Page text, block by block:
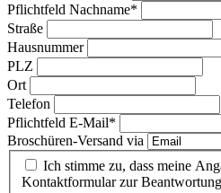
Pflichtfeld Nachname*
Straße
Hausnummer
PLZ
Ort
Telefon
Pflichtfeld E-Mail*
Broschüren-Versand via
Ich stimme zu, dass meine
Kontaktformular zur